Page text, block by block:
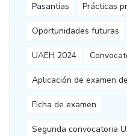
Pasantías Prácticas
Oportunidades futuras
UAEH 2024
Aplicación de examen
Ficha de examen
Segunda convocatoria